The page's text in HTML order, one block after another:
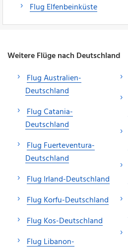
Flug Elfenbeinküste
Weitere Flüge nach Deutschland
Flug Australien-
Deutschland
Flug Catania-
Deutschland
Flug Fuerteventura-
Deutschland
Flug Irland-Deutschland
Flug Korfu-Deutschland
Flug Kos-Deutschland
Flug Libanon-